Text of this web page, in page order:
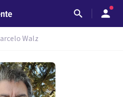
Walz